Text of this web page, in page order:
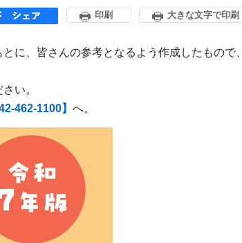
印刷 大きな文字で印刷
に、皆さんの参考となるよう作成したもので、
い。
462-1100】 へ。